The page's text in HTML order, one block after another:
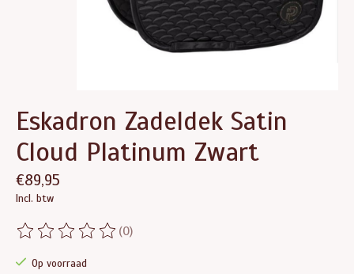
Eskadron Zadeldek Satin
Cloud Platinum Zwart
€89,95
Incl. btw
De beoordeling van dit product is
(0)
Op voorraad